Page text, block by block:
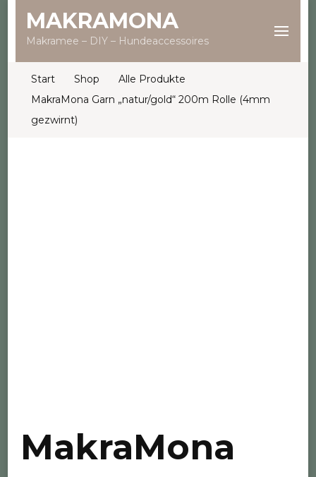
MAKRAMONA
Makramee – DIY – Hundeaccessoires
Start Shop
Alle Produkte
MakraMona Garn „natur/gold“ 200m Rolle (4mm
gezwirnt)
MakraMona